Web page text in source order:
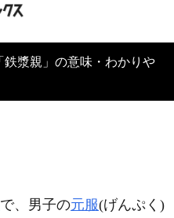
で、男子の元服(げんぷく)